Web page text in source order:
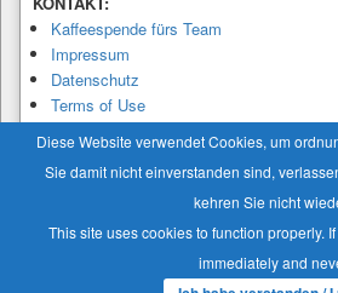
Kaffeespende fürs Team
Impressum
Datenschutz
Terms of Use
Privacy Policy
Copyright © 2026Modellbaukalender.info.
Theme: Catch Box byCatch
Diese Website verwendet Cookies, um
Sie damit nicht einverstanden sind,
kehren Sie nicht
This site uses cookies to function properly.
immediately and